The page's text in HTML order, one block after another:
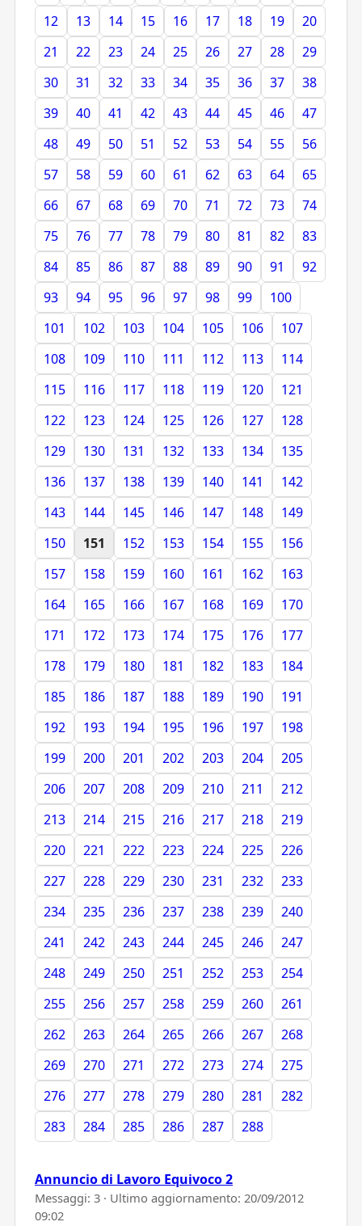
12
13 14 15 16 17 18 19
20
21
22 23 24 25 26 27 28
29
30
31 32 33 34 35 36 37
38
39
40 41 42 43 44 45 46
47
48
49 50 51 52 53 54 55
56
57
58 59 60 61 62 63 64
65
66
67 68 69 70 71 72 73
74
75
76 77 78 79 80 81 82
83
84
85 86 87 88 89 90 91
92
93
94 95 96 97 98 99
100
101
102 103 104 105 106
107
108
109 110 111 112 113
114
115
116 117 118 119 120
121
122
123 124 125 126 127
128
129
130 131 132 133 134
135
136
137 138 139 140 141
142
143
144 145 146 147 148
149
150
151 152 153 154 155
156
157
158 159 160 161 162
163
164
165 166 167 168 169
170
171
172 173 174 175 176
177
178
179 180 181 182 183
184
185
186 187 188 189 190
191
192
193 194 195 196 197
198
199
200 201 202 203 204
205
206
207 208 209 210 211
212
213
214 215 216 217 218
219
220
221 222 223 224 225
226
227
228 229 230 231 232
233
234
235 236 237 238 239
240
241
242 243 244 245 246
247
248
249 250 251 252 253
254
255
256 257 258 259 260
261
262
263 264 265 266 267
268
269
270 271 272 273 274
275
276
277 278 279 280 281
282
283
284 285 286 287 288
Annuncio di Lavoro Equivoco 2
Messaggi: 3 · Ultimo aggiornamento: 20/09/2012
09:02